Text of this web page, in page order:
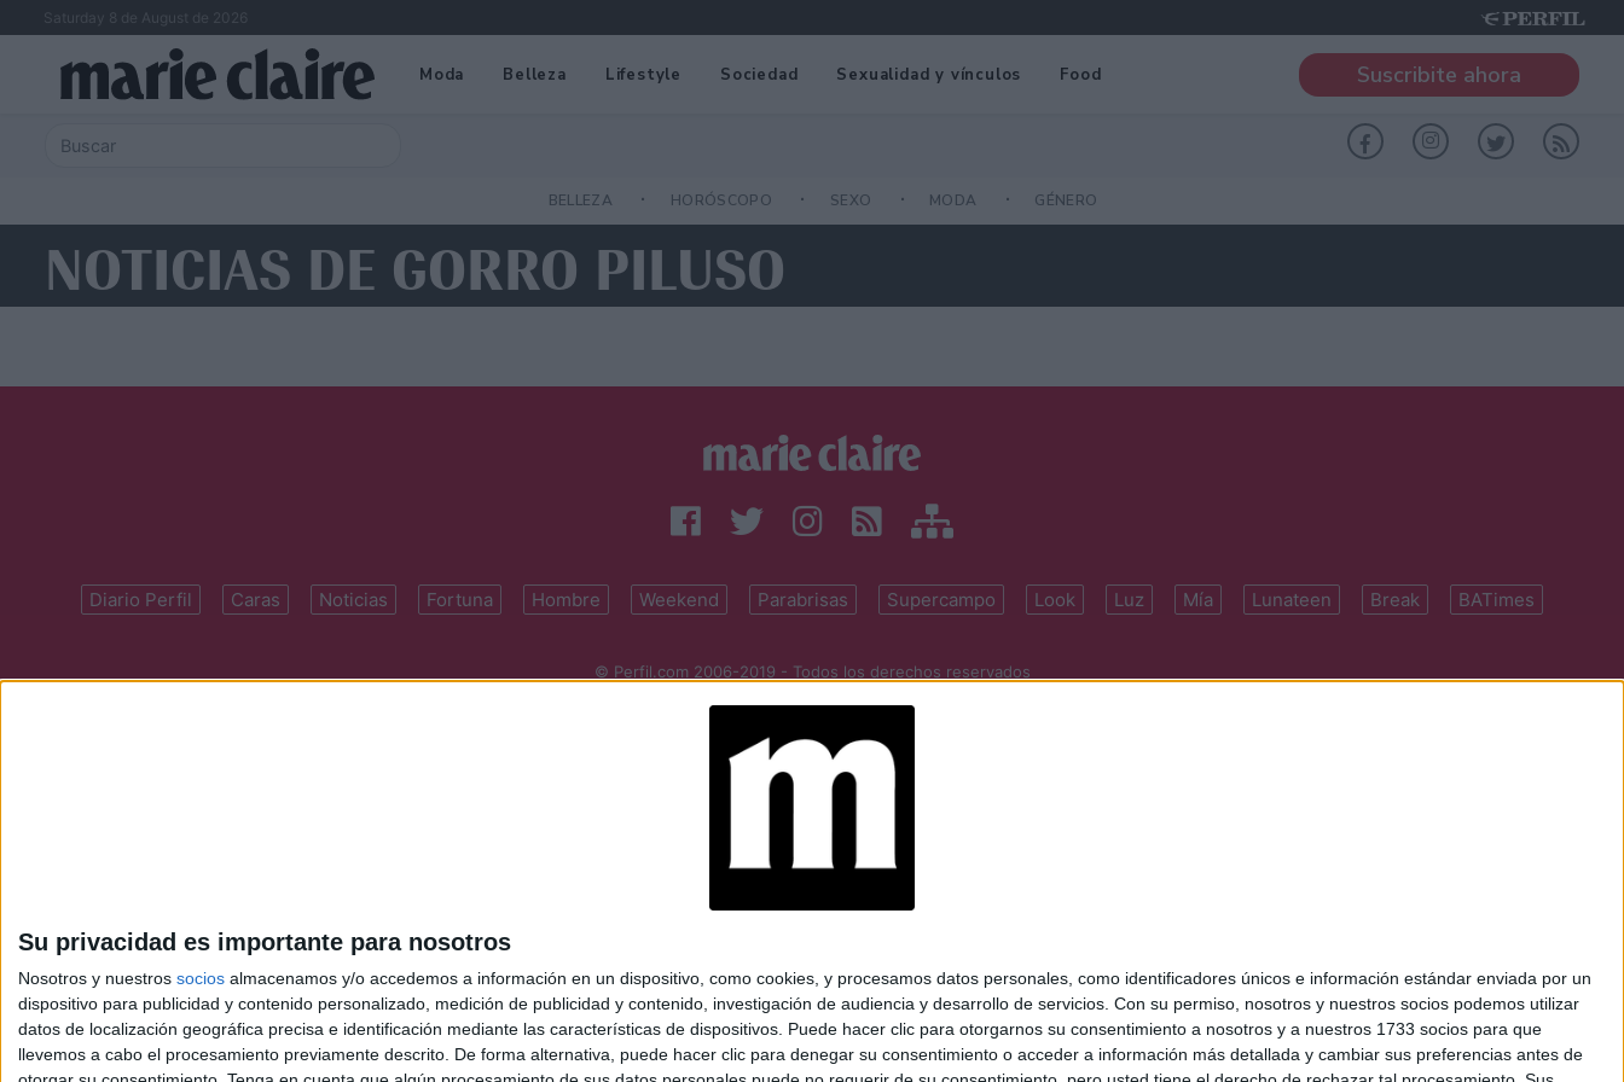
Su privacidad es importante para nosotros
Nosotros y nuestros socios almacenamos y/o accedemos a información en un dispositivo, como cookies, y procesamos datos personales, como identificadores únicos e información estándar enviada por un
dispositivo para publicidad y contenido personalizado, medición de publicidad y contenido, investigación de audiencia y desarrollo de servicios. Con su permiso, nosotros y nuestros socios podemos utilizar
datos de localización geográfica precisa e identificación mediante las características de dispositivos. Puede hacer clic para otorgarnos su consentimiento a nosotros y a nuestros 1733 socios para que
llevemos a cabo el procesamiento previamente descrito. De forma alternativa, puede hacer clic para denegar su consentimiento o acceder a información más detallada y cambiar sus preferencias antes de
Saturday 8 de August de 2026
Moda Belleza Lifestyle Sociedad Sexualidad y vínculos Food Suscribite ahora
BELLEZA HORÓSCOPO SEXO MODA GÉNERO
NOTICIAS DE GORRO PILUSO
Diario Perfil Caras Noticias Fortuna Hombre Weekend Parabrisas Supercampo Look Luz Mía Lunateen Break BATimes
© Perfil.com 2006-2019 - Todos los derechos reservados
perfilcom@perfil.com| Propietario: Diario Perfil S.A.